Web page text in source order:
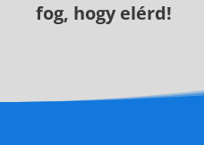
fog, hogy elérd!